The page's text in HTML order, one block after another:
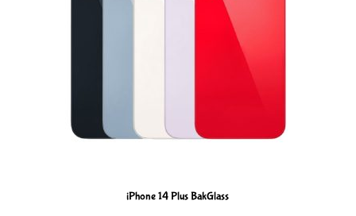
iPhone 14 Plus BakGlass